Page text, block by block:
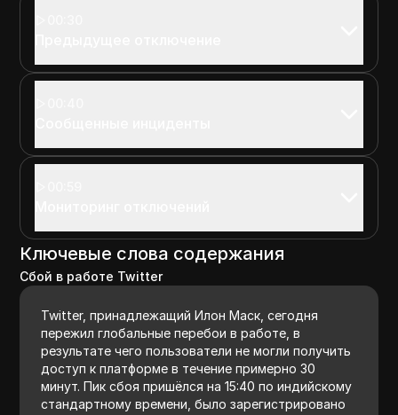
Ключевые слова содержания
Сбой в работе Twitter
Twitter, принадлежащий Илон Маск, сегодня
пережил глобальные перебои в работе, в
результате чего пользователи не могли получить
доступ к платформе в течение примерно 30
минут. Пик сбоя пришёлся на 15:40 по индийскому
стандартному времени, было зарегистрировано